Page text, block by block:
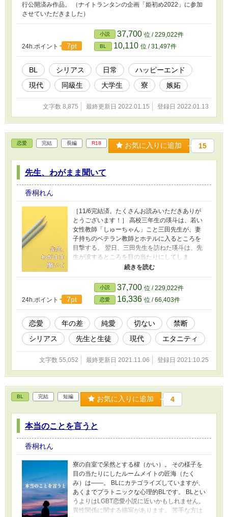
行公開済み作品。 （ナイトランタンの企画「姫初め2022」に参加
させていただきました）
24h.ポイント 7pt
小説 37,700 位 / 229,022件
BL 10,110 位 / 31,497件
BL シリアス 日常
ハッピーエンド
現代
同級生 大学生 寮 嫉妬
文字数 8,875 最終更新日 2022.01.15 登録日 2022.01.13
恋愛 完結 長編 R18 お気に入りに追加 15
先生、わがまま聞いて
香桐れん
［11/6完結済。たくさんお読みいただきありが
とうございます！］ 高校三年生の瑛斗は、若い
女性教師「しゅーちゃん」こと三田先生が、妻
子持ちのベテラン教師とホテルに入るところを
目撃する。 翌日、三田先生を訪ねた瑛斗は、先
生が涙するところを目の当たりにしてしま
い……。 「不倫が許されるのに、どうして俺
「禁断」と呼ばれる純愛の行く末。 ※※※
この作品は公序良俗に反する行為に同意・推奨
するものではけっしてありません。 ご理解いた
だける方に楽しんでいただけると嬉しいです。
便宜上レーティング設定していますが、描
写は控えめです。 （性描写を目的とした作品で
はございません） 該当部分には各ページ上部の
は避けてお読みください。 過去に非営利目的の
同人誌で発表した作品を全面改訂・大幅加筆し
たものです。 エブリスタにて先行公開済み作
品。 --- 写真素材：Joanna Kosinska
24h.ポイント 7pt
小説 37,700 位 / 229,022件
恋愛 16,336 位 / 66,403件
恋愛 年の差 純愛 切ない
禁断
シリアス
先生と生徒 現代 エタニティ
文字数 55,052 最終更新日 2021.11.06 登録日 2021.10.25
BL 完結 短編 お気に入りに追加 4
本当のことを言うと
香桐れん
寮の自室で呆然とする櫂（かい）。 その様子を
目の当たりにしたルームメイトの匠海（たく
み）は――。 BLにカテゴライズしていますが、
あくまでプラトニックな心理的BLです。 BLとい
うよりはLGBT恋愛小説に近いかもしれません。
異性関係に関する描写があります。 苦手な方は